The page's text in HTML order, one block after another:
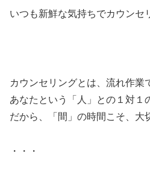
いつも新鮮な気持ちでカウンセ
カウンセリングとは、流れ作業
あなたという「人」との１対１
だから、「間」の時間こそ、大
・・・